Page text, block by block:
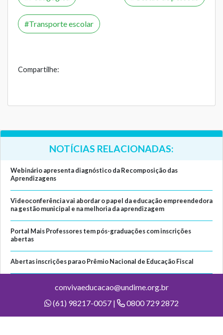
Transporte escolar
Compartilhe:
NOTÍCIAS RELACIONADAS:
Webinário apresenta diagnóstico da Recomposição das
Aprendizagens
Videoconferência vai abordar o papel da educação empreendedora
na gestão municipal e na melhoria da aprendizagem
Portal Mais Professores tem pós-graduações com inscrições
abertas
Abertas inscrições para o Prêmio Nacional de Educação Fiscal
convivaeducacao@undime.org.br
(61) 98217-0057 |
0800 729 2872